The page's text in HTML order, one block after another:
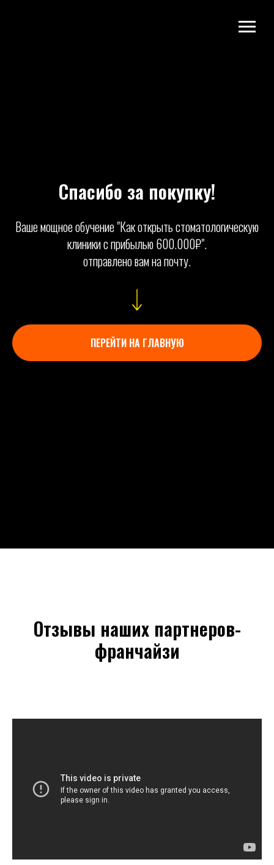
Спасибо за покупку!
Ваше мощное обучение "Как открыть стоматологическую
клиники с прибылью 600.000₽".
отправлено вам на почту.
ПЕРЕЙТИ НА ГЛАВНУЮ
Отзывы наших партнеров-
франчайзи